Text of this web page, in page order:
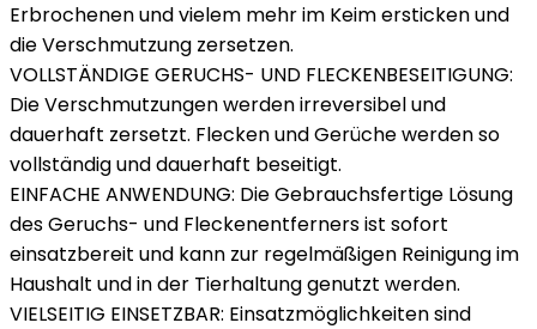
Erbrochenen und vielem mehr im Keim ersticken und
die Verschmutzung zersetzen.
VOLLSTÄNDIGE GERUCHS- UND FLECKENBESEITIGUNG:
Die Verschmutzungen werden irreversibel und
dauerhaft zersetzt. Flecken und Gerüche werden so
vollständig und dauerhaft beseitigt.
EINFACHE ANWENDUNG: Die Gebrauchsfertige Lösung
des Geruchs- und Fleckenentferners ist sofort
einsatzbereit und kann zur regelmäßigen Reinigung im
Haushalt und in der Tierhaltung genutzt werden.
VIELSEITIG EINSETZBAR: Einsatzmöglichkeiten sind